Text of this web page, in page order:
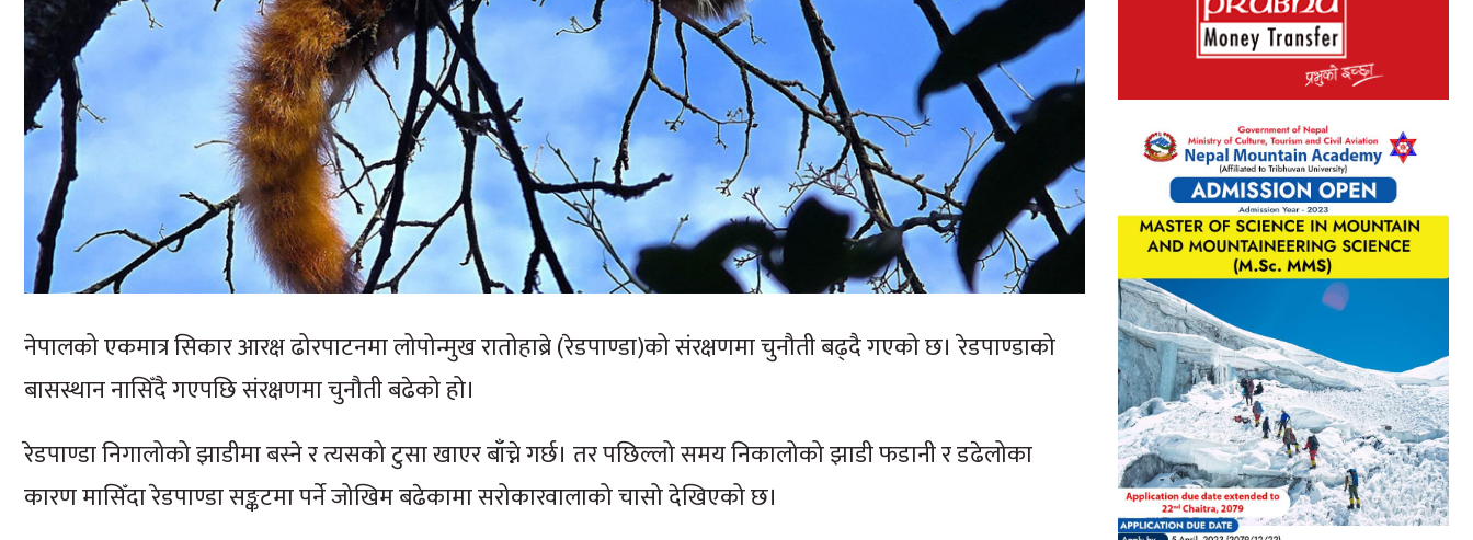
नेपालको एकमात्र सिकार आरक्ष ढोरपाटनमा लोपोन्मुख रातोहाब्रे (रेडपाण्डा)को संरक्षणमा चुनौती बढ्दै गएको छ। रेडपाण्डाको
बासस्थान नासिँदै गएपछि संरक्षणमा चुनौती बढेको हो।
रेडपाण्डा निगालोको झाडीमा बस्ने र त्यसको टुसा खाएर बाँच्ने गर्छ। तर पछिल्लो समय निकालोको झाडी फडानी र डढेलोका
कारण मासिँदा रेडपाण्डा सङ्कटमा पर्ने जोखिम बढेकामा सरोकारवालाको चासो देखिएको छ।